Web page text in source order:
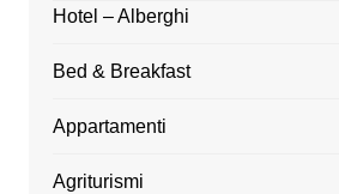
Hotel – Alberghi
Bed & Breakfast
Appartamenti
Agriturismi